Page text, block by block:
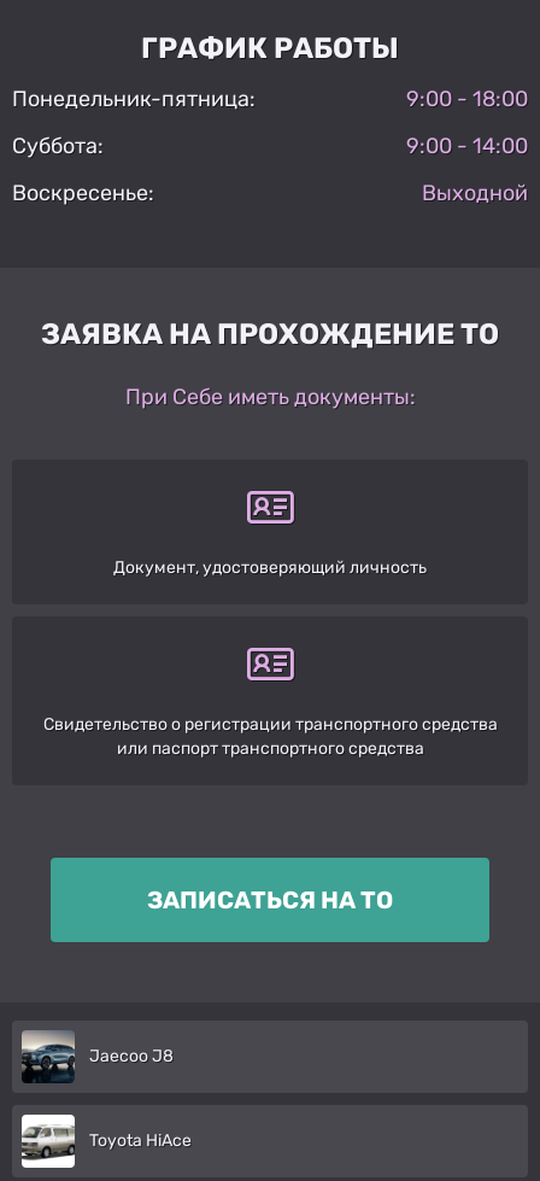
ГРАФИК РАБОТЫ
Понедельник-пятница:
9:00 - 18:00
Суббота:
9:00 - 14:00
Воскресенье:
Выходной
ЗАЯВКА НА ПРОХОЖДЕНИЕ ТО
При Себе иметь документы:
Документ, удостоверяющий личность
Свидетельство о регистрации транспортного средства
или паспорт транспортного средства
ЗАПИСАТЬСЯ НА ТО
Jaecoo J8
Toyota HiAce